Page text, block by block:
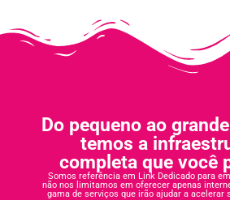
Do pequeno ao
temos a
completa que você
Somos referência em Link Dedicado para
não nos limitamos em oferecer apenas
gama de serviços que irão ajudar a acelerar